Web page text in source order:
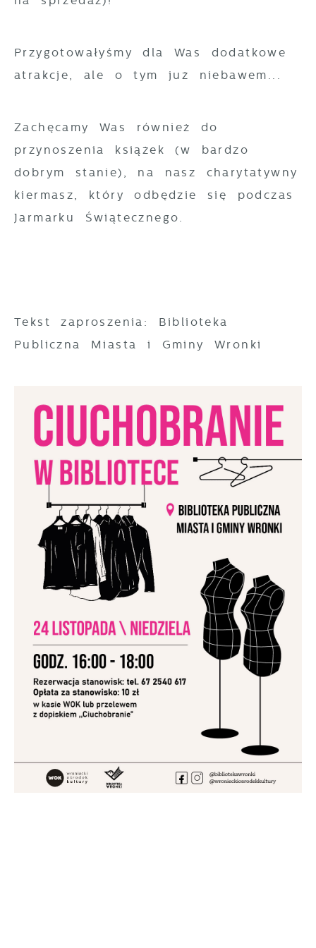
Przygotowałyśmy dla Was dodatkowe
atrakcje, ale o tym już niebawem...
Zachęcamy Was również do
przynoszenia książek (w bardzo
dobrym stanie), na nasz charytatywny
kiermasz, który odbędzie się podczas
Jarmarku Świątecznego.
Tekst zaproszenia: Biblioteka
Publiczna Miasta i Gminy Wronki
mogą pojawić się na stronach podmiotów
trzecich lub firm będących naszymi
pośredników prezentujących nasze treści w
postaci wiadomości, ofert, komunikatów
mediów społecznościowych.